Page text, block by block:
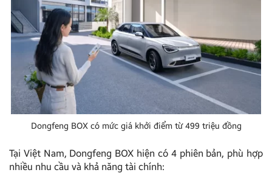
Dongfeng BOX có mức giá khởi điểm từ 499 triệu đồng
Tại Việt Nam, Dongfeng BOX hiện có 4 phiên bản, phù hợp
nhiều nhu cầu và khả năng tài chính: